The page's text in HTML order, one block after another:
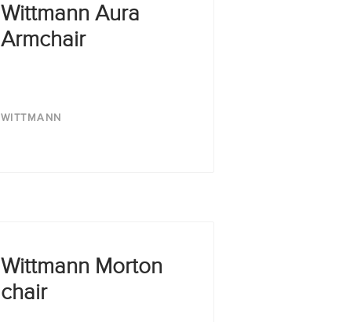
Wittmann Aura
Armchair
WITTMANN
Wittmann Morton
chair